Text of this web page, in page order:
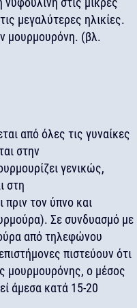
μεγαλύτερες ηλικίες.
μουρμουρόνη. (βλ.
από όλες τις γυναίκες
στην
γενικώς,
στη
τον ύπνο και
Σε συνδυασμό με
από τηλεφώνου
πιστεύουν ότι
μουρμουρόνης, ο μέσος
άμεσα κατά 15-20